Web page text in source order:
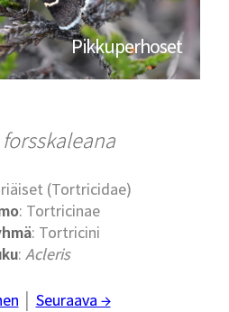
Pikkuperhoset
(Tortricidae)
: Tortricinae
: Tortricini
: Acleris
Seuraava →